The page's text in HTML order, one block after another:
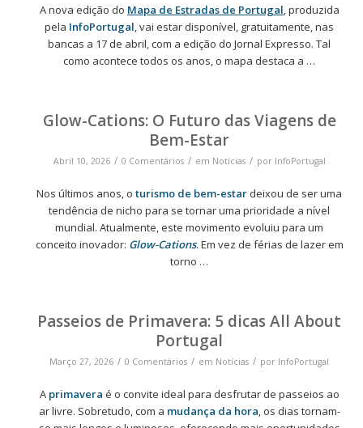
A nova edição do Mapa de Estradas de Portugal, produzida
pela InfoPortugal, vai estar disponível, gratuitamente, nas
bancas a 17 de abril, com a edição do Jornal Expresso. Tal
como acontece todos os anos, o mapa destaca a …
Glow-Cations: O Futuro das Viagens de
Bem-Estar
Abril 10, 2026 / 0 Comentários / em Notícias / por InfoPortugal
Nos últimos anos, o turismo de bem-estar deixou de ser uma
tendência de nicho para se tornar uma prioridade a nível
mundial. Atualmente, este movimento evoluiu para um
conceito inovador: Glow-Cations. Em vez de férias de lazer em
torno …
Passeios de Primavera: 5 dicas All About
Portugal
Março 27, 2026 / 0 Comentários / em Notícias / por InfoPortugal
A primavera é o convite ideal para desfrutar de passeios ao
ar livre. Sobretudo, com a mudança da hora, os dias tornam-